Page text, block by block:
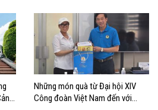
Những món quà từ Đại hội XIV
Công đoàn Việt Nam đến với